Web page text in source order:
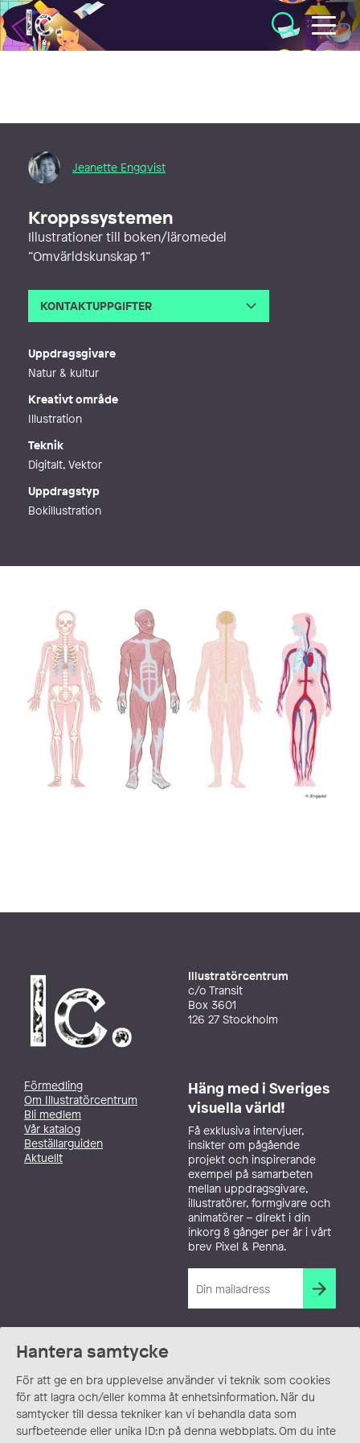
Hantera samtycke
För att ge en bra upplevelse använder vi teknik som cookies
för att lagra och/eller komma åt enhetsinformation. När du
samtycker till dessa tekniker kan vi behandla data som
surfbeteende eller unika ID:n på denna webbplats. Om du inte
Illustratörcentrum
Jeanette Engqvist
Kroppssystemen
Illustrationer till boken/läromedel
”Omvärldskunskap 1”
KONTAKTUPPGIFTER
Uppdragsgivare
Natur & kultur
Kreativt område
Illustration
Teknik
Digitalt, Vektor
Uppdragstyp
Bokillustration
Illustratörcentrum
c/o Transit
Box 3601
126 27 Stockholm
Förmedling
Om Illustratörcentrum
Bli medlem
Vår katalog
Beställarguiden
Aktuellt
Häng med i Sveriges
visuella värld!
Få exklusiva intervjuer,
insikter om pågående
projekt och inspirerande
exempel på samarbeten
mellan uppdragsgivare,
illustratörer, formgivare och
animatörer – direkt i din
inkorg 8 gånger per år i vårt
brev Pixel & Penna.